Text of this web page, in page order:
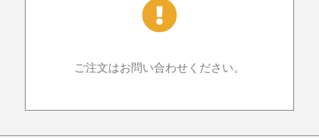
ご注文はお問い合わせください。